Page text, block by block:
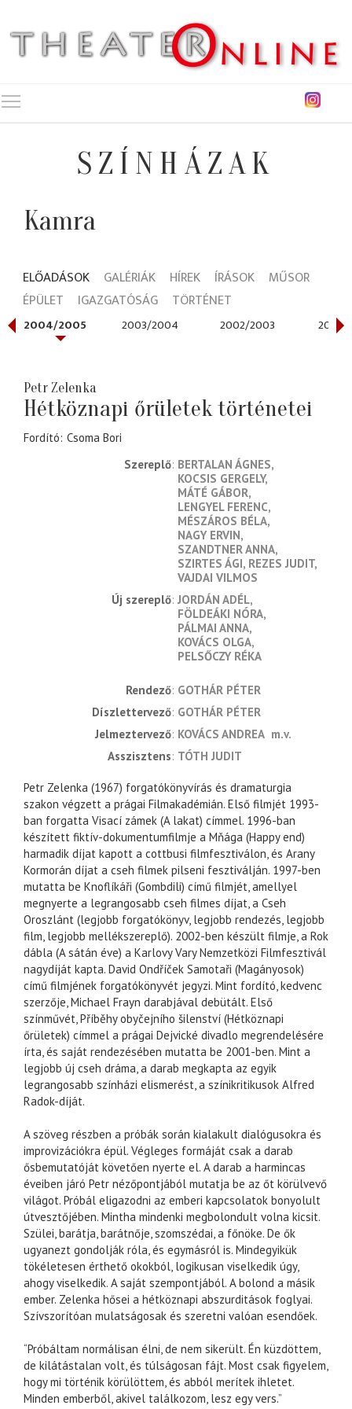
SZÍNHÁZAK
Kamra
ELŐADÁSOK GALÉRIÁK HÍREK ÍRÁSOK
MŰSOR
ÉPÜLET
IGAZGATÓSÁG TÖRTÉNET
2004/2005 2003/2004 2002/2003 2001/
Petr Zelenka
Hétköznapi őrületek történetei
Fordító Csoma Bori
Szereplő BERTALAN ÁGNES
KOCSIS GERGELY
MÁTÉ GÁBOR
LENGYEL FERENC
MÉSZÁROS BÉLA
NAGY ERVIN
SZANDTNER ANNA
SZIRTES ÁGI REZES JUDIT
VAJDAI VILMOS
Új szereplő JORDÁN ADÉL
FÖLDEÁKI NÓRA
PÁLMAI ANNA
KOVÁCS OLGA
PELSŐCZY RÉKA
rendező GOTHÁR PÉTER
díszlettervező GOTHÁR PÉTER
jelmeztervező KOVÁCS ANDREA m.v.
asszisztens TÓTH JUDIT
Petr Zelenka (1967) forgatókönyvírás és dramaturgia
szakon végzett a prágai Filmakadémián. Első filmjét 1993-
ban forgatta Visací zámek (A lakat) címmel. 1996-ban
készített fiktív-dokumentumfilmje a Mňága (Happy end)
harmadik díjat kapott a cottbusi filmfesztiválon, és Arany
Kormorán díjat a cseh filmek pilseni fesztiválján. 1997-ben
mutatta be Knoflíkáři (Gombdili) című filmjét, amellyel
megnyerte a legrangosabb cseh filmes díjat, a Cseh
Oroszlánt (legjobb forgatókönyv, legjobb rendezés, legjobb
film, legjobb mellékszereplő). 2002-ben készült filmje, a Rok
dábla (A sátán éve) a Karlovy Vary Nemzetközi Filmfesztivál
nagydíját kapta. David Ondříček Samotaři (Magányosok)
című filmjének forgatókönyvét jegyzi. Mint fordító, kedvenc
szerzője, Michael Frayn darabjával debütált. Első
színművét, Příběhy obyčejního šilenství (Hétköznapi
őrületek) címmel a prágai Dejvické divadlo megrendelésére
írta, és saját rendezésében mutatta be 2001-ben. Mint a
legjobb új cseh dráma, a darab megkapta az egyik
legrangosabb színházi elismerést, a színikritikusok Alfred
Radok-díját.
A szöveg részben a próbák során kialakult dialógusokra és
improvizációkra épül. Végleges formáját csak a darab
ősbemutatóját követően nyerte el. A darab a harmincas
éveiben járó Petr nézőpontjából mutatja be az őt körülvevő
világot. Próbál eligazodni az emberi kapcsolatok bonyolult
útvesztőjében. Mintha mindenki megbolondult volna kicsit.
Szülei, barátja, barátnője, szomszédai, a főnöke. De ők
ugyanezt gondolják róla, és egymásról is. Mindegyikük
tökéletesen érthető okokból, logikusan viselkedik úgy,
ahogy viselkedik. A saját szempontjából. A bolond a másik
ember. Zelenka hősei a hétköznapi abszurditások foglyai.
Szívszorítóan mulatságosak és szeretni valóan esendőek.
“Próbáltam normálisan élni, de nem sikerült. Én küzdöttem,
de kilátástalan volt, és túlságosan fájt. Most csak figyelem,
hogy mi történik körülöttem, és abból merítek ihletet.
Minden emberből, akivel találkozom, lesz egy vers.”